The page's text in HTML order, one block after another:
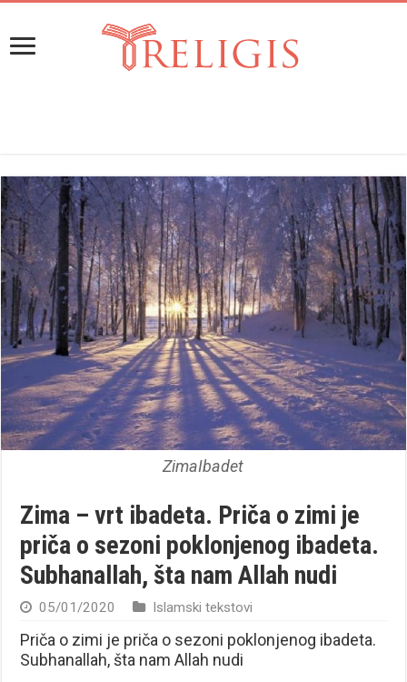
ZimaIbadet
Zima – vrt ibadeta. Priča o zimi je
priča o sezoni poklonjenog ibadeta.
Subhanallah, šta nam Allah nudi
05/01/2020 Islamski tekstovi
Priča o zimi je priča o sezoni poklonjenog ibadeta.
Subhanallah, šta nam Allah nudi